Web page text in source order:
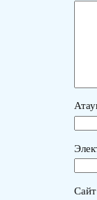
Сайт